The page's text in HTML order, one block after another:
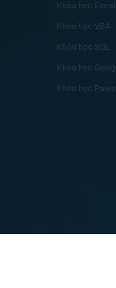
Khóa học Excel
Khóa học VBA
Khóa học SQL
Khóa học
Khóa học